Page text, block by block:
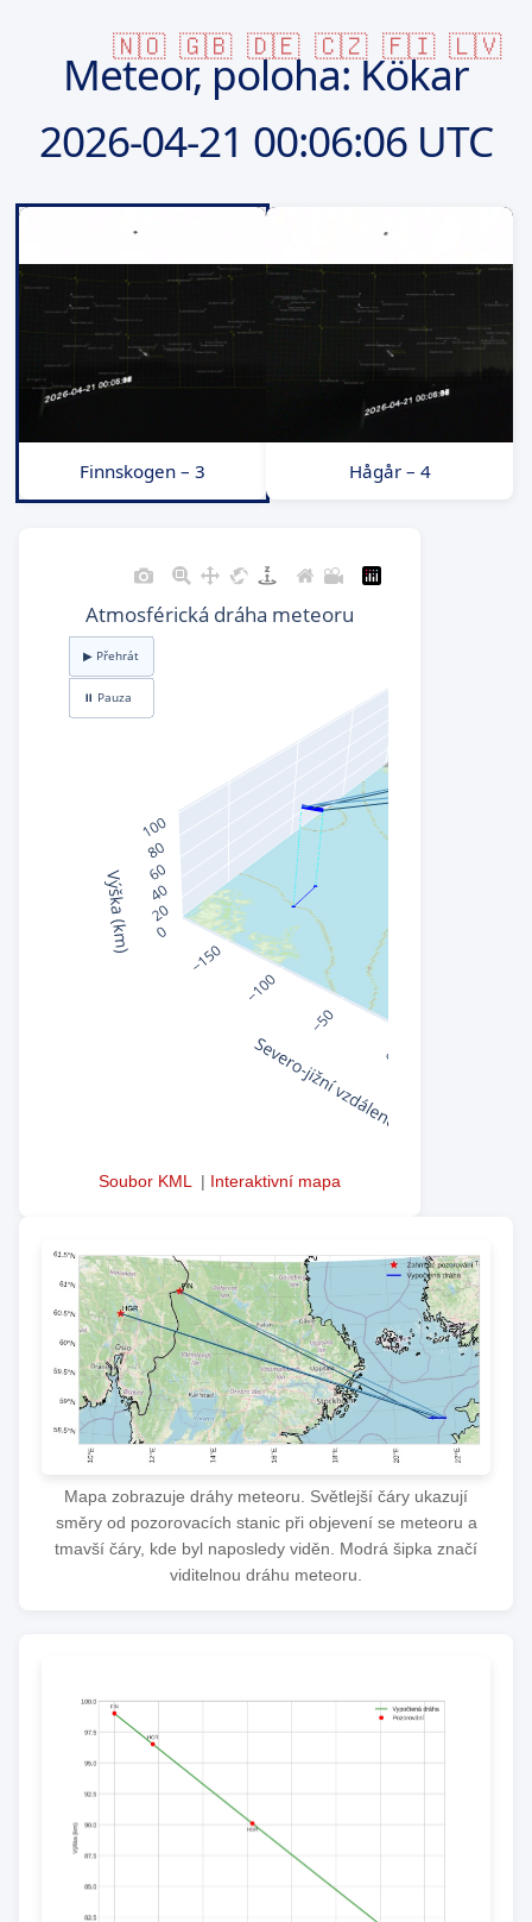
🇳🇴 🇬🇧 🇩🇪 🇨🇿 🇫🇮 🇱🇻
Meteor, poloha: Kökar
2026-04-21 00:06:06 UTC
Finnskogen – 3 Hågår – 4
Soubor KML | Interaktivní mapa
Mapa zobrazuje dráhy meteoru. Světlejší čáry ukazují
směry od pozorovacích stanic při objevení se meteoru a
tmavší čáry, kde byl naposledy viděn. Modrá šipka značí
viditelnou dráhu meteoru.